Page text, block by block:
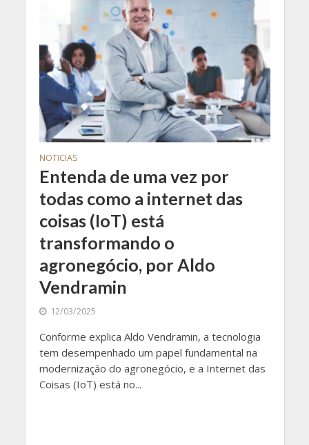
NOTICIAS
Entenda de uma vez por
todas como a internet das
coisas (IoT) está
transformando o
agronegócio, por Aldo
Vendramin
12/03/2025
Conforme explica Aldo Vendramin, a tecnologia
tem desempenhado um papel fundamental na
modernização do agronegócio, e a Internet das
Coisas (IoT) está no...